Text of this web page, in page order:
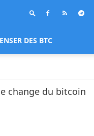
DES BTC
change du bitcoin